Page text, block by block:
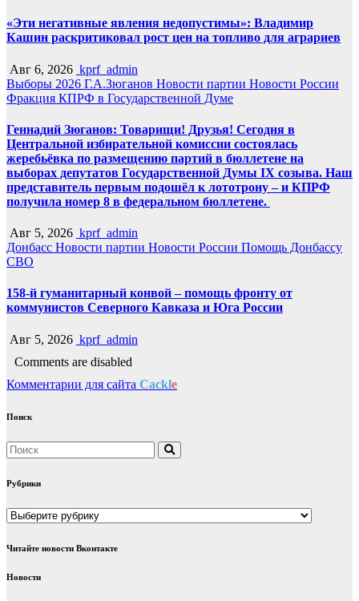
«Эти негативные явления недопустимы»: Владимир
Кашин раскритиковал рост цен на топливо для аграриев
Авг 6, 2026 kprf_admin
Выборы 2026 Г.А.Зюганов Новости партии Новости России
Фракция КПРФ в Государственной Думе
Геннадий Зюганов: Товарищи! Друзья! Сегодня в
Центральной избирательной комиссии состоялась
жеребьёвка по размещению партий в бюллетене на
выборах депутатов Государственной Думы IX созыва. Наш
представитель первым подошёл к лототрону – и КПРФ
получила номер 8 в федеральном бюллетене.
Авг 5, 2026 kprf_admin
Донбасс Новости партии Новости России Помощь Донбассу
СВО
158-й гуманитарный конвой – помощь фронту от
коммунистов Северного Кавказа и Юга России
Авг 5, 2026 kprf_admin
Comments are disabled
Комментарии для сайта Cackle
Поиск
Рубрики
Рубрики
Читайте новости Вконтакте
Новости